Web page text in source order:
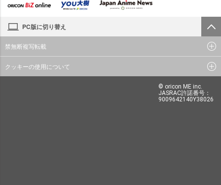
PC版に切り替え
禁無断複写転載
クッキーの使用について
© oricon ME inc.
JASRAC許諾番号：
9009642140Y38026